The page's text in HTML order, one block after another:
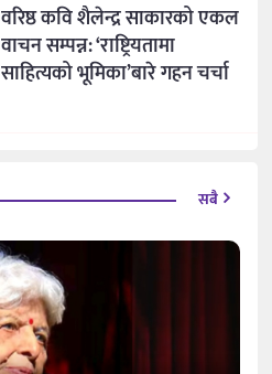
वरिष्ठ कवि शैलेन्द्र साकारको एकल
वाचन सम्पन्न: ‘राष्ट्रियतामा
साहित्यको भूमिका’बारे गहन चर्चा
सबै